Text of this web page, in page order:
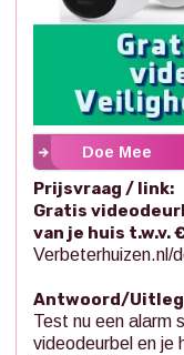
Doe Mee
Prijsvraag / link:
Gratis
van je huis t.w.v.
Verbeterhuizen.nl/
Antwoord/Uitleg
Test nu een alarm
videodeurbel en je